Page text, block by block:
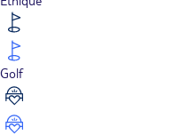
Golf